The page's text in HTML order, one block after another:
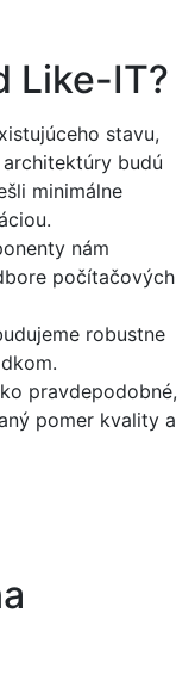
Like-IT?
stavu,
budú
minimálne
nám
počítačových
robustne
pravdepodobné,
pomer kvality a